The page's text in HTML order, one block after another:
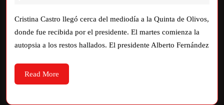
Cristina Castro llegó cerca del mediodía a la Quinta de Olivos,
donde fue recibida por el presidente. El martes comienza la
autopsia a los restos hallados. El presidente Alberto Fernández
Read More